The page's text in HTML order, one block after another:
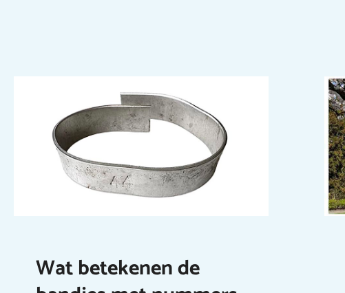
Wat betekenen de